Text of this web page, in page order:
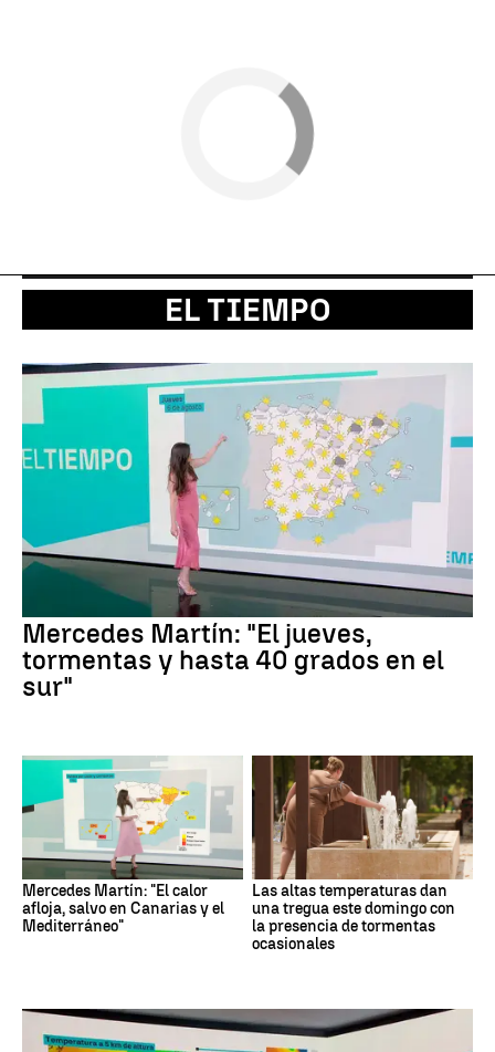
EL TIEMPO
Mercedes Martín: "El jueves,
tormentas y hasta 40 grados en el
sur"
Mercedes Martín: "El calor
afloja, salvo en Canarias y el
Mediterráneo"
Las altas temperaturas dan
una tregua este domingo con
la presencia de tormentas
ocasionales